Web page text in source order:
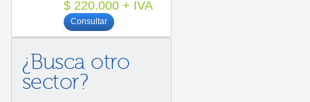
$ 220.000 + IVA
Consultar
¿Busca otro
sector?